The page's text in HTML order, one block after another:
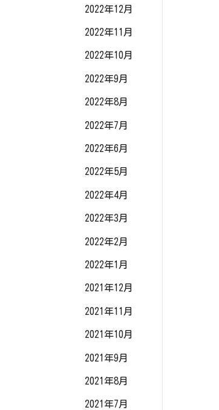
2022年12月
2022年11月
2022年10月
2022年9月
2022年8月
2022年7月
2022年6月
2022年5月
2022年4月
2022年3月
2022年2月
2022年1月
2021年12月
2021年11月
2021年10月
2021年9月
2021年8月
2021年7月